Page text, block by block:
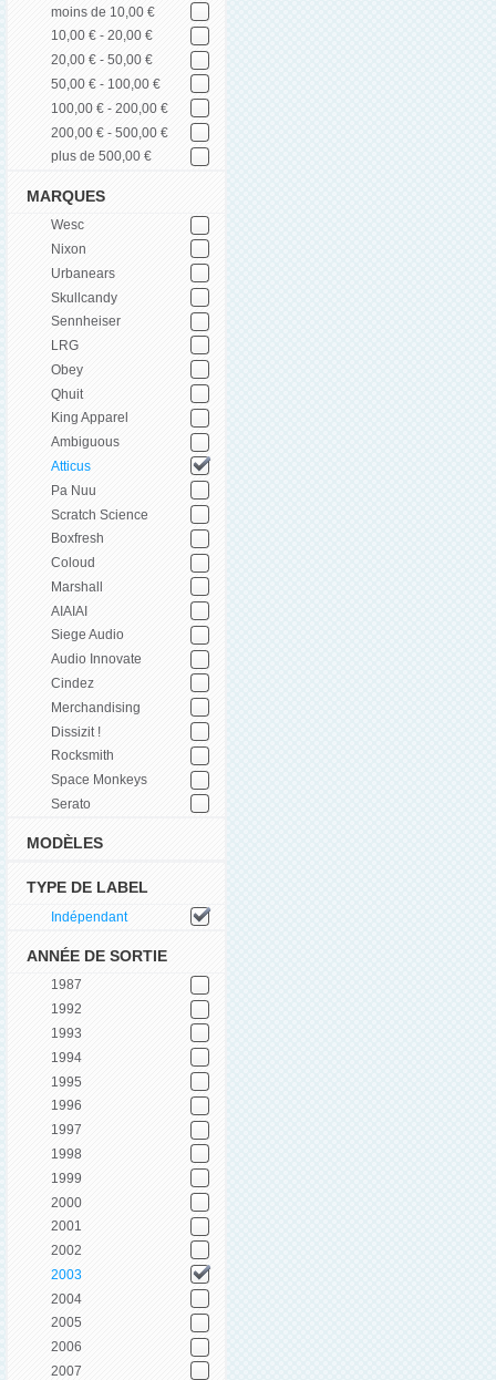
moins de 10,00 €
10,00 € - 20,00 €
20,00 € - 50,00 €
50,00 € - 100,00 €
100,00 € - 200,00 €
200,00 € - 500,00 €
plus de 500,00 €
MARQUES
Wesc
Nixon
Urbanears
Skullcandy
Sennheiser
LRG
Obey
Qhuit
King Apparel
Ambiguous
Atticus
Pa Nuu
Scratch Science
Boxfresh
Coloud
Marshall
AIAIAI
Siege Audio
Audio Innovate
Cindez
Merchandising
Dissizit !
Rocksmith
Space Monkeys
Serato
MODÈLES
TYPE DE LABEL
Indépendant
ANNÉE DE SORTIE
1987
1992
1993
1994
1995
1996
1997
1998
1999
2000
2001
2002
2003
2004
2005
2006
2007